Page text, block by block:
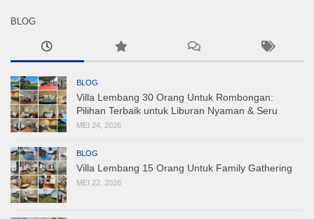
BLOG
BLOG
Villa Lembang 30 Orang Untuk Rombongan:
Pilihan Terbaik untuk Liburan Nyaman & Seru
MEI 24, 2026
BLOG
Villa Lembang 15 Orang Untuk Family Gathering
MEI 22, 2026